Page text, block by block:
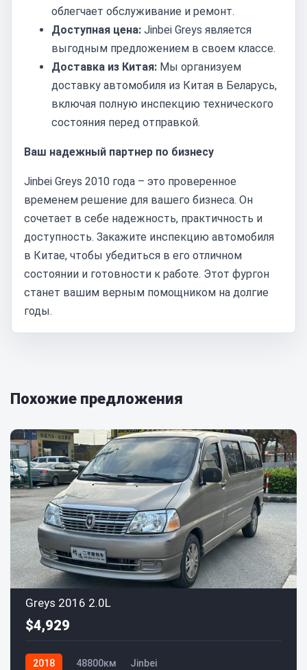
облегчает обслуживание и ремонт.
Доступная цена: Jinbei Greys является
выгодным предложением в своем классе.
Доставка из Китая: Мы организуем
доставку автомобиля из Китая в Беларусь,
включая полную инспекцию технического
состояния перед отправкой.
Ваш надежный партнер по бизнесу
Jinbei Greys 2010 года – это проверенное
временем решение для вашего бизнеса. Он
сочетает в себе надежность, практичность и
доступность. Закажите инспекцию автомобиля
в Китае, чтобы убедиться в его отличном
состоянии и готовности к работе. Этот фургон
станет вашим верным помощником на долгие
годы.
Похожие предложения
Greys 2016 2.0L
$4,929
2018 48800км Jinbei